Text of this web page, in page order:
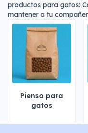
productos para gatos:
mantener a tu
Pienso para
gatos